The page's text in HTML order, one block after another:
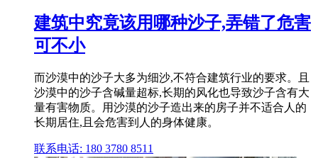
建筑中究竟该用哪种沙子,弄错了危害
可不小
而沙漠中的沙子大多为细沙,不符合建筑行业的要求。且
沙漠中的沙子含碱量超标,长期的风化也导致沙子含有大
量有害物质。用沙漠的沙子造出来的房子并不适合人的
长期居住,且会危害到人的身体健康。
联系电话: 180 3780 8511